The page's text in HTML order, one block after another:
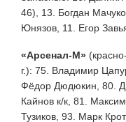
46), 13. Богдан
Юнязов, 11. Егор
«Арсенал-М»
г.): 75. Владимир
Фёдор Дюдюкин, 80.
Кайнов к/к, 81.
Тузиков, 93. Марк